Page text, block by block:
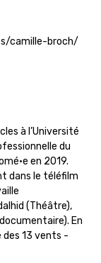
camille-broch/
à l’Université
du
en 2019.
dans le téléfilm
(Théâtre),
En
des 13 vents -